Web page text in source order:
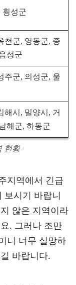
횡성군
천군, 영동군, 증
성군
주군, 의성군, 울
해시, 밀양시, 거
해군, 하동군
현황
지역에서 긴급
보시기 바랍니
않은 지역이라
. 그러나 조만
니 너무 실망하
바랍니다.